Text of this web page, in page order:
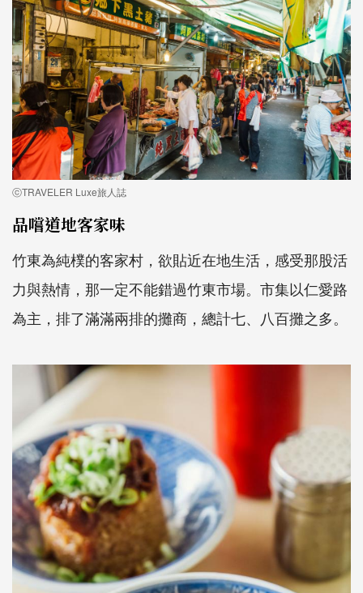
ⓒTRAVELER Luxe旅人誌
品嚐道地客家味
竹東為純樸的客家村，欲貼近在地生活，感受那股活
力與熱情，那一定不能錯過竹東市場。市集以仁愛路
為主，排了滿滿兩排的攤商，總計七、八百攤之多。